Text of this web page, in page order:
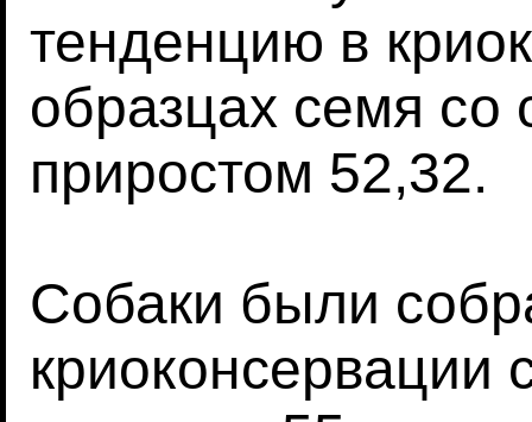
тенденцию в
образцах семя
приростом 52,32.
Собаки были